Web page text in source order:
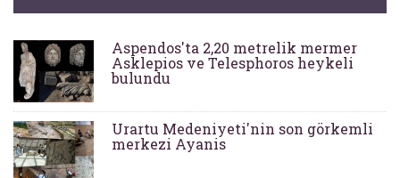
Aspendos'ta 2,20 metrelik mermer
Asklepios ve Telesphoros heykeli
bulundu
Urartu Medeniyeti'nin son görkemli
merkezi Ayanis